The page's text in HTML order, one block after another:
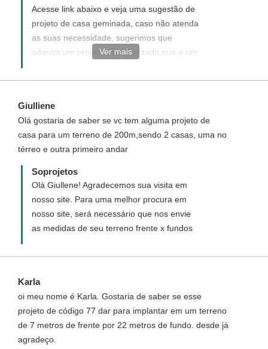
Acesse link abaixo e veja uma sugestão de
projeto de casa geminada, caso não atenda
as suas necessidade, sugerimos que
adquira um projeto personalizado que é um
desejado, acesse link a seguir e veja como
personalizado:http://www.soprojetos.com.br/personalizado
Acesse link abaixo do projeto cód. 95 -
Casa geminada:
http://www.soprojetos.com.br/projetos-de-
casas/Casa-Geminada-com-tres-quartos-
Cod-95
Ver mais
Giulliene
Olá gostaria de saber se vc tem alguma projeto de
casa para um terreno de 200m,sendo 2 casas, uma no
térreo e outra primeiro andar
Soprojetos
Olá Giullene! Agradecemos sua visita em
nosso site. Para uma melhor procura em
nosso site, será necessário que nos envie
as medidas de seu terreno frente x fundos
Karla
oi meu nome é Karla. Gostaria de saber se esse
projeto de código 77 dar para implantar em um terreno
de 7 metros de frente por 22 metros de fundo. desde já
agradeço.